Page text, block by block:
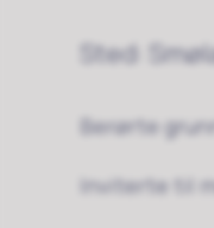
Sted:
Berørte
Inviterte til